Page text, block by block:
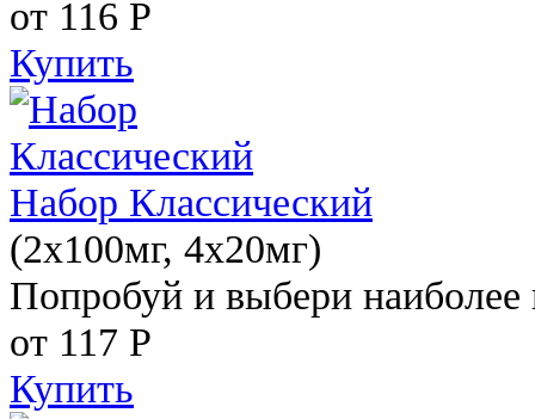
от 116 Р
Купить
Набор Классический
(2x100мг, 4x20мг)
Попробуй и выбери наиболее
от 117 Р
Купить